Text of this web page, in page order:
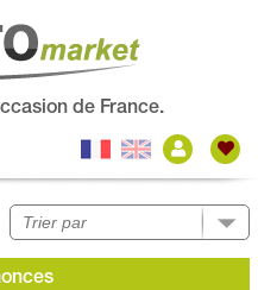
de France.